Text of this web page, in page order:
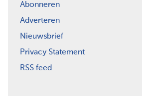
Abonneren
Adverteren
Nieuwsbrief
Privacy Statement
RSS feed